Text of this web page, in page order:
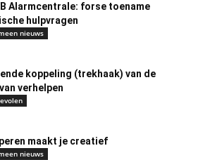
Alarmcentrale: forse toename
hulpvragen
nieuws
koppeling (trekhaak) van de
verhelpen
maakt je creatief
nieuws